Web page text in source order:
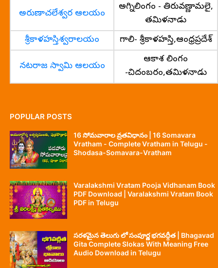
అరుణాచలేశ్వర ఆలయం
అగ్నిలింగం - తిరువణ్ణామలై,
తమిళనాడు
శ్రీకాళహస్తిశ్వరాలయం
గాలి- శ్రీకాళహస్తి,ఆంధ్రప్రదేశ్
నటరాజ స్వామి ఆలయం
ఆకాశ లింగం
-చిదంబరం,తమిళనాడు
POPULAR POSTS
16 సోమవారాల వ్రతవిధానం | 16 Somavara
Vratham - Complete Vratham in Telugu -
Shodasa-Somavara-Vratham
Varalakshmi Vratam Pooja Vidhanam Book
PDF Download | Varalakshmi Vratam Book
PDF in Telugu
సరళమైన తెలుగు లో సంపూర్ణ భగవద్గీత | Bhagavad
Gita Complete Slokas With Meaning Free
Audio Download in Telugu